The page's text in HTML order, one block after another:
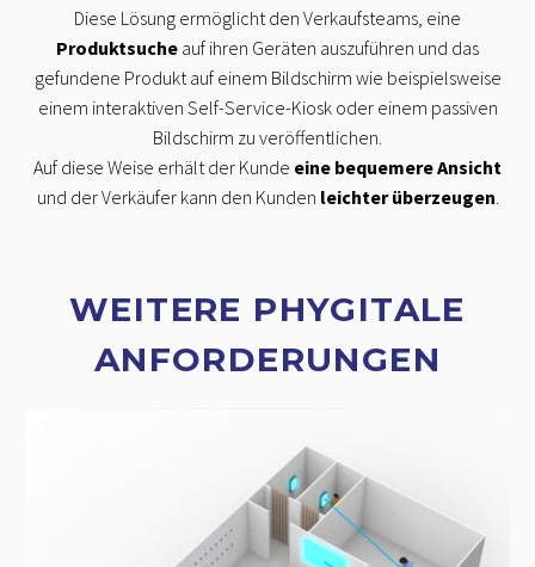
Diese Lösung ermöglicht den Verkaufsteams, eine
Produktsuche auf ihren Geräten auszuführen und das
gefundene Produkt auf einem Bildschirm wie beispielsweise
einem interaktiven Self-Service-Kiosk oder einem passiven
Bildschirm zu veröffentlichen.
Auf diese Weise erhält der Kunde eine bequemere Ansicht
und der Verkäufer kann den Kunden leichter überzeugen
WEITERE PHYGITALE
ANFORDERUNGEN